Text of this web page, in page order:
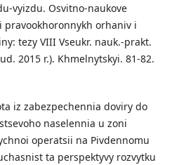
vyizdu. Osvitno-naukove
orhaniv i
tezy VIII Vseukr. nauk.-prakt.
2015 r.). Khmelnytskyi. 81-82.
iz zabezpechennia doviry do
naselennia u zoni
operatsii na Pivdennomu
ta perspektyvy rozvytku